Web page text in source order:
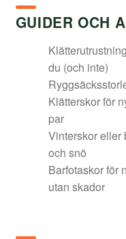
GUIDER OCH
du (och inte)
Klätterskor för
par
Vinterskor eller
och snö
Barfotaskor för
utan skador